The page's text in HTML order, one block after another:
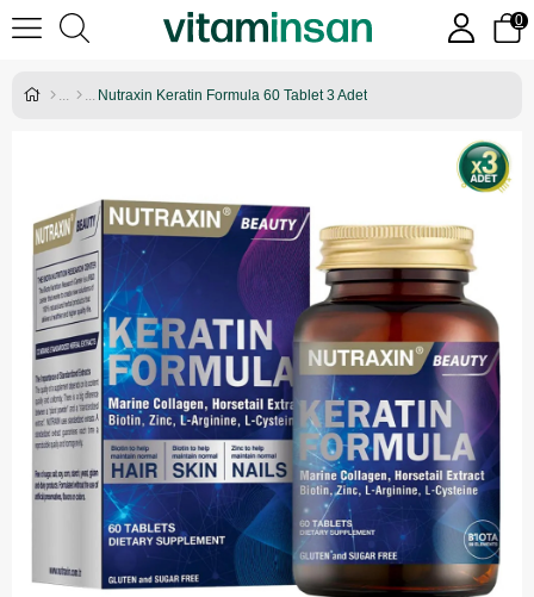
0
Nutraxin Keratin Formula 60 Tablet 3 Adet